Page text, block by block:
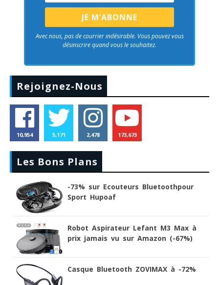
Avec nous, pas de courrier indésirable. Vous pouvez vous
désinscrire quand vous le souhaitez.
Rejoignez-Nous
10,954 5,171 2,478 173,673
Les Bons Plans
-73% sur Ecouteurs Bluetoothpour
Sport Hupoaf
Robot Aspirateur Lefant M3 Max à
prix jamais vu sur Amazon (-67%)
Casque Bluetooth ZOVIMAX à -72%